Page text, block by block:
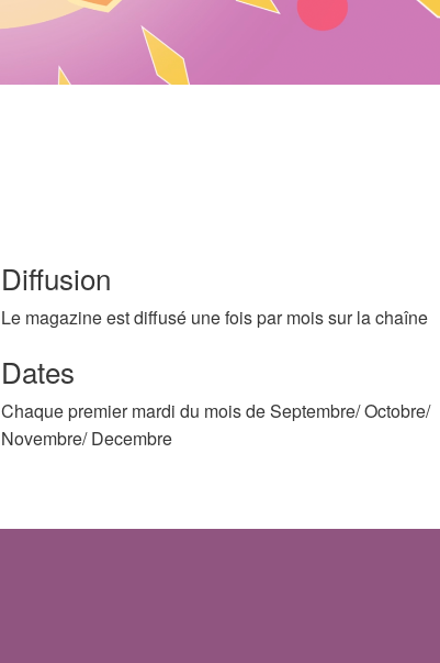
Diffusion
Le magazine est diffusé une fois par mois sur la chaîne
Dates
Chaque premier mardi du mois de Septembre/ Octobre/
Novembre/ Decembre